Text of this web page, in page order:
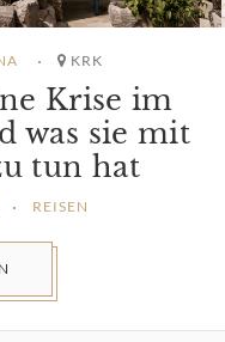
KRK
Krise im
was sie mit
tun hat
REISEN